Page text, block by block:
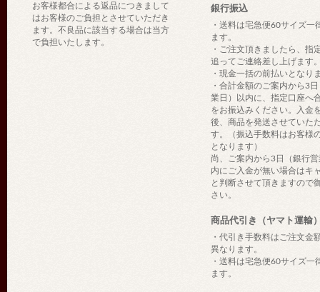
お客様都合による返品につきまして
はお客様のご負担とさせていただき
ます。不良品に該当する場合は当方
で負担いたします。
銀行振込
・送料は宅急便60サイズ一
ます。
・ご注文頂きましたら、指
追ってご連絡差し上げます
・現金一括の前払いとなり
・合計金額のご案内から3
業日）以内に、指定口座へ
をお振込みください。入金
後、商品を発送させていた
す。（振込手数料はお客様
となります）
尚、ご案内から3日（銀行
内にご入金が無い場合はキ
と判断させて頂きますので
さい。
商品代引き（ヤマト運輸
・代引き手数料はご注文金
異なります。
・送料は宅急便60サイズ一
ます。